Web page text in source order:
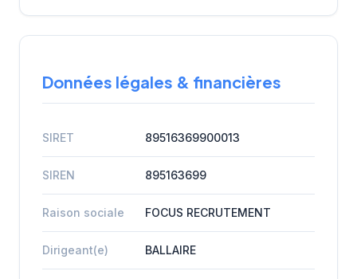
Données légales & financières
SIRET 89516369900013
SIREN 895163699
Raison sociale FOCUS RECRUTEMENT
Dirigeant(e) BALLAIRE